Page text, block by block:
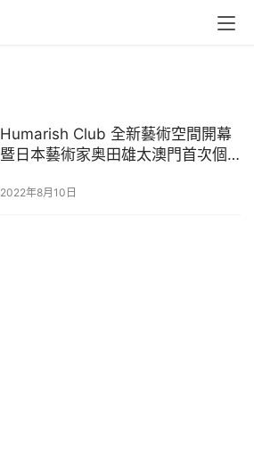
Humarish Club 全新藝術空間開幕
暨日本藝術家奥田雄太澳門首次個
雲開展
2022年8月10日